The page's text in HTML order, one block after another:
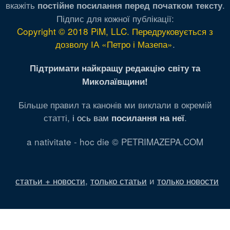
вкажіть постійне посилання перед початком тексту.
Підпис для кожної публікації:
Copyright © 2018 PiM, LLC. Передруковується з
дозволу ІА «Петро і Мазепа».
Підтримати найкращу редакцію світу та
Миколаївщини!
Більше правил та канонів ми виклали в окремій
статті, і ось вам посилання на неї.
a nativitate - hoc die © PETRIMAZEPA.COM
статьи + новости, только статьи и только новости